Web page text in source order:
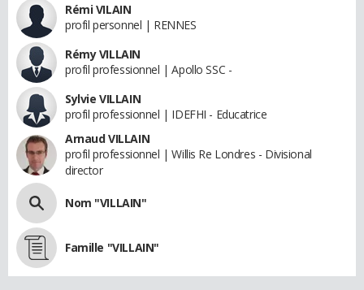
Rémi VILAIN
profil personnel | RENNES
Rémy VILLAIN
profil professionnel | Apollo SSC -
Sylvie VILLAIN
profil professionnel | IDEFHI - Educatrice
Arnaud VILLAIN
profil professionnel | Willis Re Londres - Divisional
director
Nom "VILLAIN"
Famille "VILLAIN"